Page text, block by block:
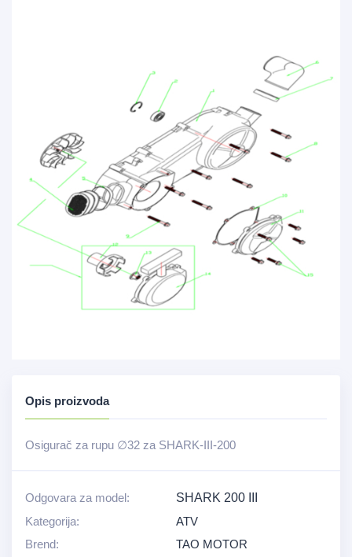
Opis proizvoda
Osigurač za rupu ∅32 za SHARK-III-200
Odgovara za model:
SHARK 200 III
Kategorija:
ATV
Brend:
TAO MOTOR